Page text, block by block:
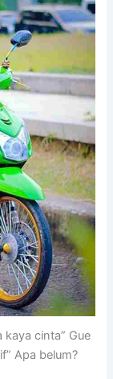
cinta” Gue
Apa belum?